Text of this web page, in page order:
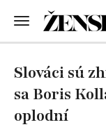
Slováci sú
sa Boris
oplodní